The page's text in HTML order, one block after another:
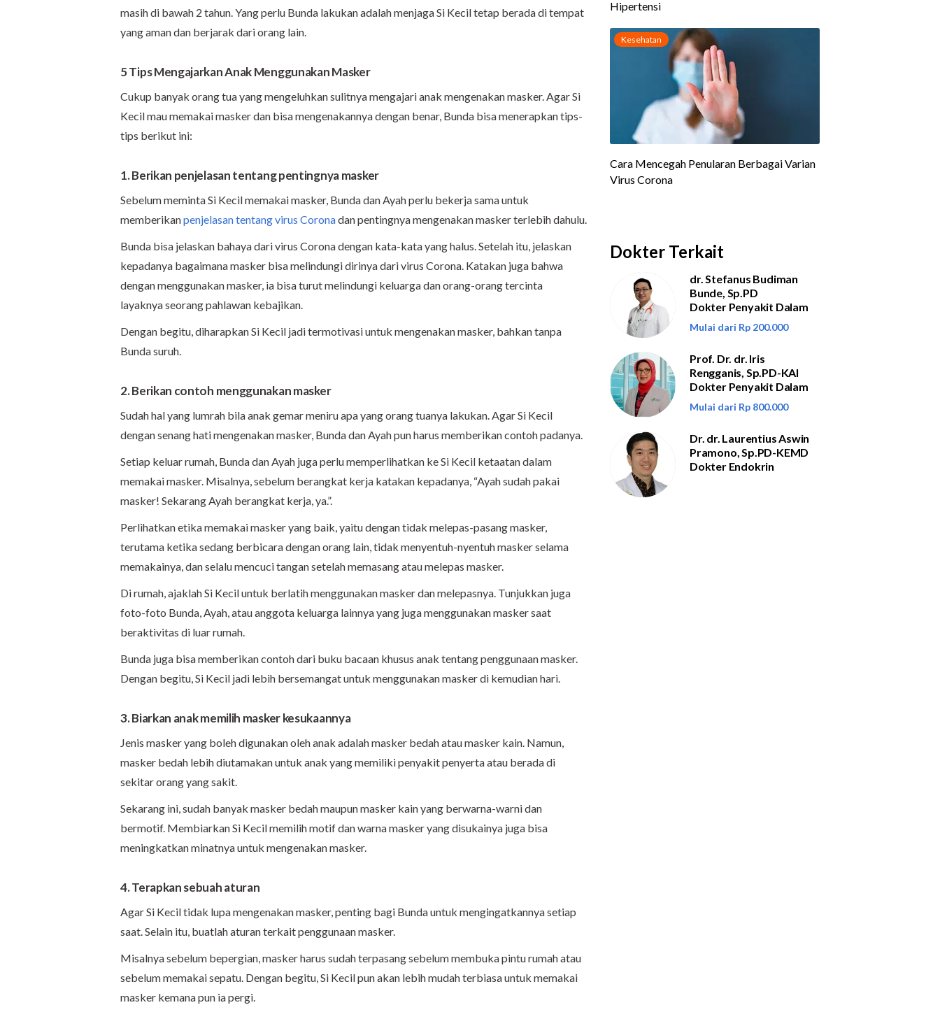
masih di bawah 2 tahun. Yang perlu Bunda lakukan adalah menjaga Si Kecil tetap berada di tempat
yang aman dan berjarak dari orang lain.
5 Tips Mengajarkan Anak Menggunakan Masker
Cukup banyak orang tua yang mengeluhkan sulitnya mengajari anak mengenakan masker. Agar Si
Kecil mau memakai masker dan bisa mengenakannya dengan benar, Bunda bisa menerapkan tips-
tips berikut ini:
1. Berikan penjelasan tentang pentingnya masker
Sebelum meminta Si Kecil memakai masker, Bunda dan Ayah perlu bekerja sama untuk
memberikanpenjelasan tentang virus Coronadan pentingnya mengenakan masker terlebih dahulu.
Bunda bisa jelaskan bahaya dari virus Corona dengan kata-kata yang halus. Setelah itu, jelaskan
kepadanya bagaimana masker bisa melindungi dirinya dari virus Corona. Katakan juga bahwa
dengan menggunakan masker, ia bisa turut melindungi keluarga dan orang-orang tercinta
layaknya seorang pahlawan kebajikan.
Dengan begitu, diharapkan Si Kecil jadi termotivasi untuk mengenakan masker, bahkan tanpa
Bunda suruh.
2. Berikan contoh menggunakan masker
Sudah hal yang lumrah bila anak gemar meniru apa yang orang tuanya lakukan. Agar Si Kecil
dengan senang hati mengenakan masker, Bunda dan Ayah pun harus memberikan contoh padanya.
Setiap keluar rumah, Bunda dan Ayah juga perlu memperlihatkan ke Si Kecil ketaatan dalam
memakai masker. Misalnya, sebelum berangkat kerja katakan kepadanya, “Ayah sudah pakai
masker! Sekarang Ayah berangkat kerja, ya.”.
Perlihatkan etika memakai masker yang baik, yaitu dengan tidak melepas-pasang masker,
terutama ketika sedang berbicara dengan orang lain, tidak menyentuh-nyentuh masker selama
memakainya, dan selalu mencuci tangan setelah memasang atau melepas masker.
Di rumah, ajaklah Si Kecil untuk berlatih menggunakan masker dan melepasnya. Tunjukkan juga
foto-foto Bunda, Ayah, atau anggota keluarga lainnya yang juga menggunakan masker saat
beraktivitas di luar rumah.
Bunda juga bisa memberikan contoh dari buku bacaan khusus anak tentang penggunaan masker.
Dengan begitu, Si Kecil jadi lebih bersemangat untuk menggunakan masker di kemudian hari.
3. Biarkan anak memilih masker kesukaannya
Jenis masker yang boleh digunakan oleh anak adalah masker bedah atau masker kain. Namun,
masker bedah lebih diutamakan untuk anak yang memiliki penyakit penyerta atau berada di
sekitar orang yang sakit.
Sekarang ini, sudah banyak masker bedah maupun masker kain yang berwarna-warni dan
bermotif. Membiarkan Si Kecil memilih motif dan warna masker yang disukainya juga bisa
meningkatkan minatnya untuk mengenakan masker.
4. Terapkan sebuah aturan
Agar Si Kecil tidak lupa mengenakan masker, penting bagi Bunda untuk mengingatkannya setiap
saat. Selain itu, buatlah aturan terkait penggunaan masker.
Misalnya sebelum bepergian, masker harus sudah terpasang sebelum membuka pintu rumah atau
sebelum memakai sepatu. Dengan begitu, Si Kecil pun akan lebih mudah terbiasa untuk memakai
masker kemana pun ia pergi.
Dokter Terkait